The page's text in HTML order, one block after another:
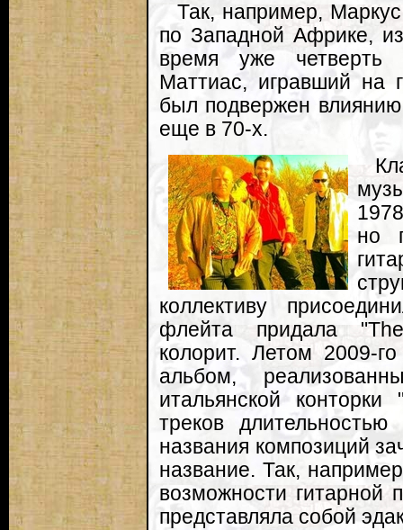
Так, например,
по Западной Африке,
время уже четверть
Маттиас, игравший на
был подвержен
еще в 70-х.
но
коллективу
флейта придала
колорит. Летом 2009-
альбом,
итальянской
треков
названия композиций
название. Так,
возможности гитарной
представляла собой